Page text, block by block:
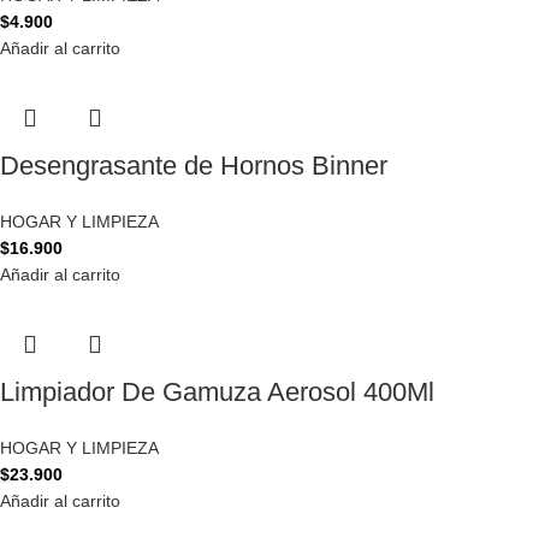
$4.900
Añadir al carrito
Desengrasante de Hornos Binner
HOGAR Y LIMPIEZA
$16.900
Añadir al carrito
Limpiador De Gamuza Aerosol 400Ml
HOGAR Y LIMPIEZA
$23.900
Añadir al carrito